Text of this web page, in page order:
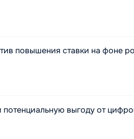
повышения ставки на фоне
потенциальную выгоду от